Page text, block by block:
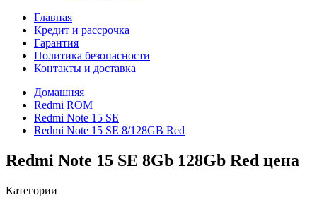
Главная
Кредит и рассрочка
Гарантия
Политика безопасности
Контакты и доставка
Домашняя
Redmi ROM
Redmi Note 15 SE
Redmi Note 15 SE 8/128GB Red
Redmi Note 15 SE 8Gb 128Gb Red цена
Категории